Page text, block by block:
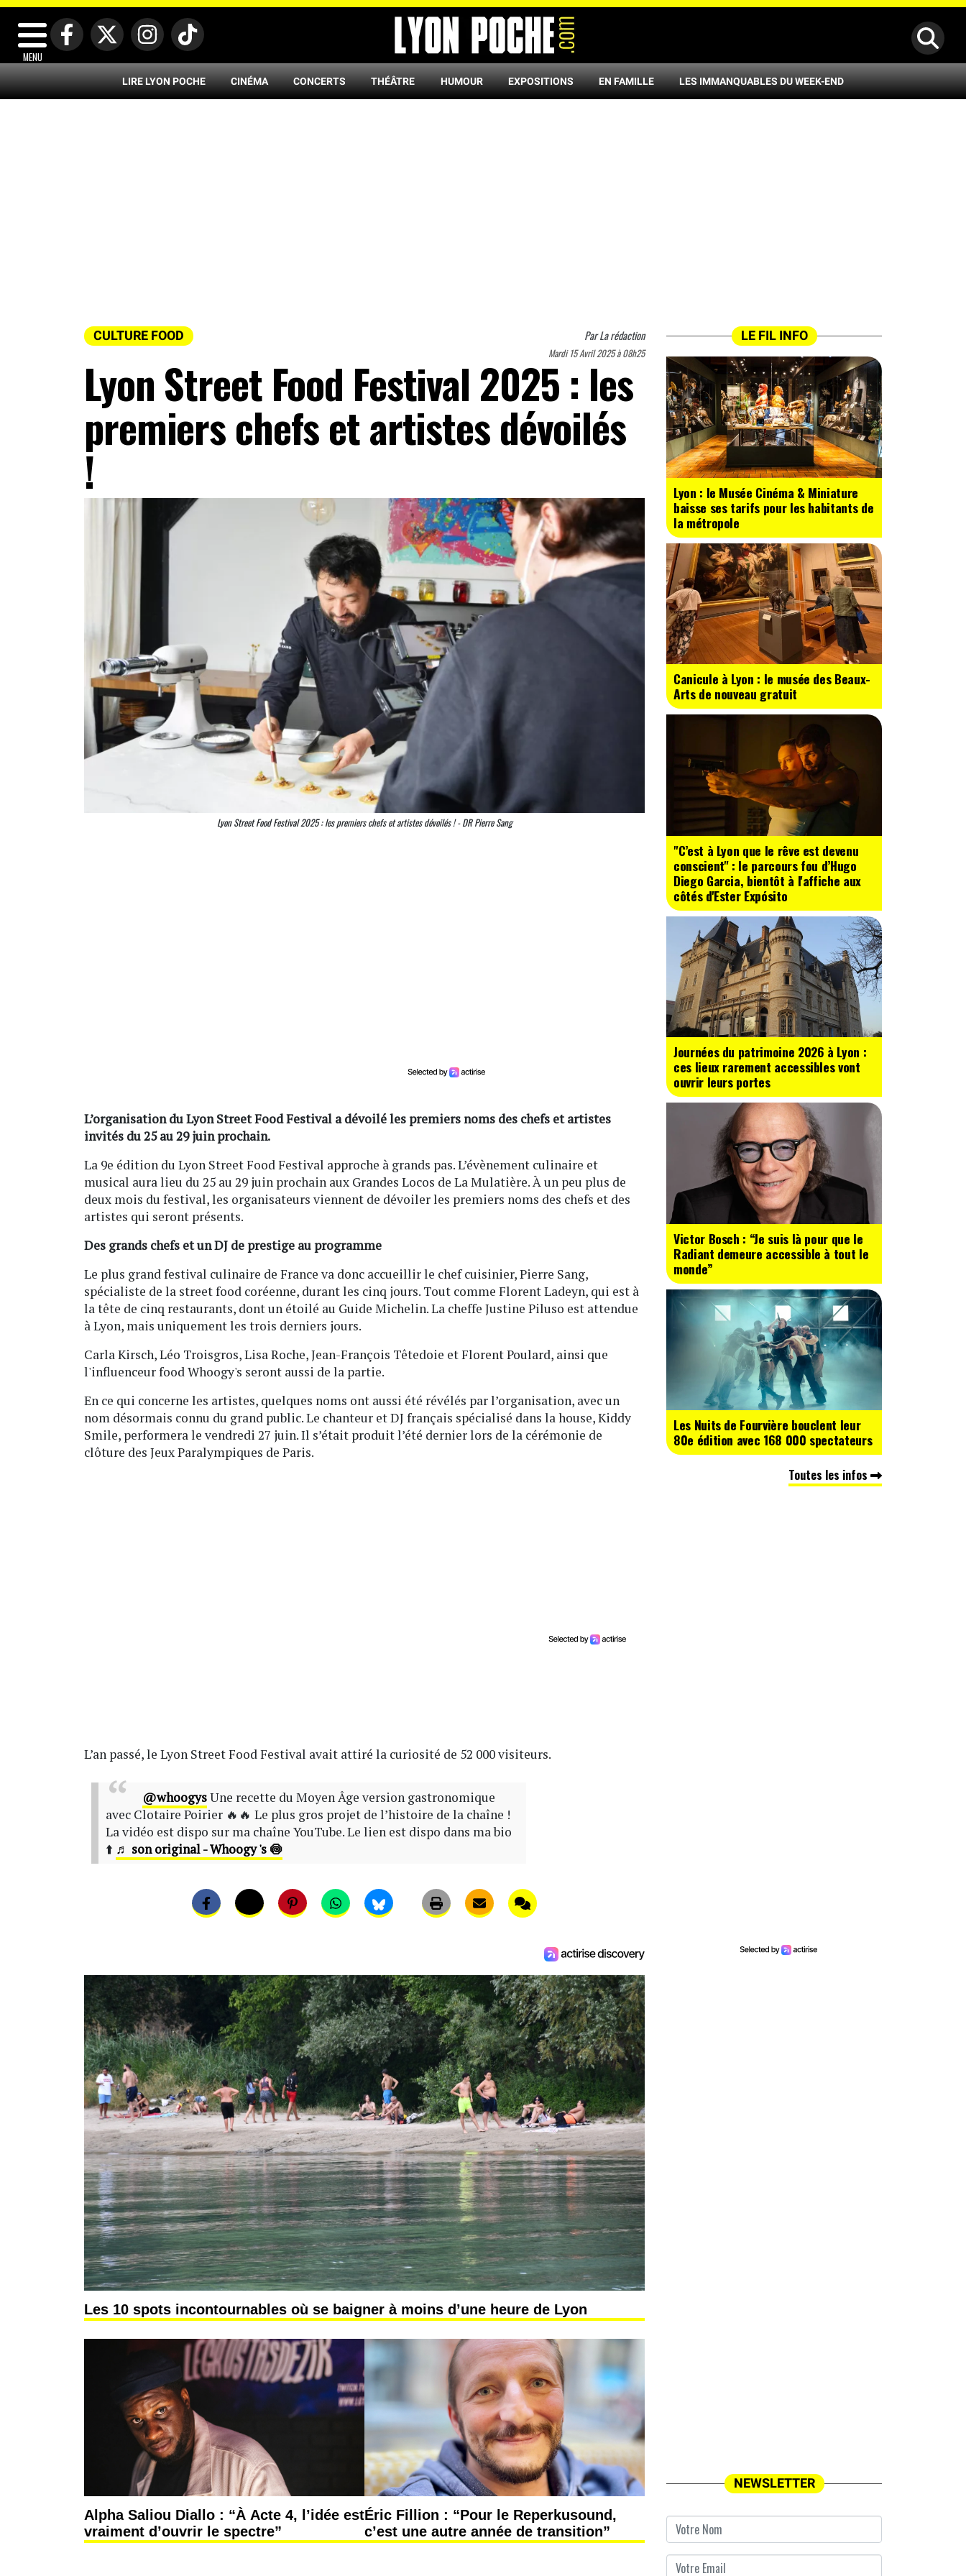
MENU
LIRE LYON POCHE CINÉMA CONCERTS THÉÂTRE HUMOUR EXPOSITIONS EN FAMILLE LES IMMANQUABLES DU WEEK-END
CULTURE FOOD ParLa rédaction
Mardi 15 Avril 2025 à 08h25
Lyon Street Food Festival 2025 : les
premiers chefs et artistes dévoilés
!
Lyon Street Food Festival 2025 : les premiers chefs et artistes dévoilés ! - DR Pierre Sang
L’organisation du Lyon Street Food Festival a dévoilé les premiers noms des chefs et artistes
invités du 25 au 29 juin prochain.
La 9e édition du Lyon Street Food Festival approche à grands pas. L’évènement culinaire et
musical aura lieu du 25 au 29 juin prochain aux Grandes Locos de La Mulatière. À un peu plus de
deux mois du festival, les organisateurs viennent de dévoiler les premiers noms des chefs et des
artistes qui seront présents.
Des grands chefs et un DJ de prestige au programme
Le plus grand festival culinaire de France va donc accueillir le chef cuisinier, Pierre Sang,
spécialiste de la street food coréenne, durant les cinq jours. Tout comme Florent Ladeyn, qui est à
la tête de cinq restaurants, dont un étoilé au Guide Michelin. La cheffe Justine Piluso est attendue
à Lyon, mais uniquement les trois derniers jours.
Carla Kirsch, Léo Troisgros, Lisa Roche, Jean-François Têtedoie et Florent Poulard, ainsi que
l'influenceur food Whoogy's seront aussi de la partie.
En ce qui concerne les artistes, quelques noms ont aussi été révélés par l’organisation, avec un
nom désormais connu du grand public. Le chanteur et DJ français spécialisé dans la house, Kiddy
Smile, performera le vendredi 27 juin. Il s’était produit l’été dernier lors de la cérémonie de
clôture des Jeux Paralympiques de Paris.
L’an passé, le Lyon Street Food Festival avait attiré la curiosité de 52 000 visiteurs.
@whoogysUne recette du Moyen Âge version gastronomique
avec Clotaire Poirier 🔥🔥 Le plus gros projet de l’histoire de la chaîne !
La vidéo est dispo sur ma chaîne YouTube. Le lien est dispo dans ma bio
⬆️ ♬ son original - Whoogy 's 🍥
Les 10 spots incontournables où se baigner à moins d’une heure de Lyon
Alpha Saliou Diallo : “À Acte 4, l’idée est
vraiment d’ouvrir le spectre”
Éric Fillion : “Pour le Reperkusound,
c’est une autre année de transition”
LE FIL INFO
Lyon : le Musée Cinéma & Miniature
baisse ses tarifs pour les habitants de
la métropole
Canicule à Lyon : le musée des Beaux-
Arts de nouveau gratuit
"C’est à Lyon que le rêve est devenu
conscient" : le parcours fou d’Hugo
Diego Garcia, bientôt à l'affiche aux
côtés d'Ester Expósito
Journées du patrimoine 2026 à Lyon :
ces lieux rarement accessibles vont
ouvrir leurs portes
Victor Bosch : “Je suis là pour que le
Radiant demeure accessible à tout le
monde”
Les Nuits de Fourvière bouclent leur
80e édition avec 168 000 spectateurs
Toutes les infos
NEWSLETTER